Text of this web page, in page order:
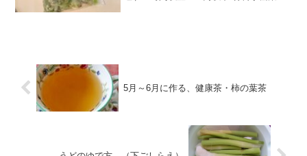
5月～6月に作る、健康茶・柿の葉茶